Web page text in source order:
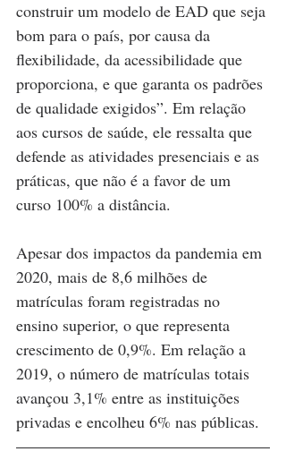
construir um modelo de EAD que seja
bom para o país, por causa da
flexibilidade, da acessibilidade que
proporciona, e que garanta os padrões
de qualidade exigidos”. Em relação
aos cursos de saúde, ele ressalta que
defende as atividades presenciais e as
práticas, que não é a favor de um
curso 100% a distância.
Apesar dos impactos da pandemia em
2020, mais de 8,6 milhões de
matrículas foram registradas no
ensino superior, o que representa
crescimento de 0,9%. Em relação a
2019, o número de matrículas totais
avançou 3,1% entre as instituições
privadas e encolheu 6% nas públicas.